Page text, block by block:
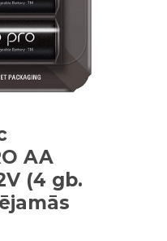
AA
(4 gb.